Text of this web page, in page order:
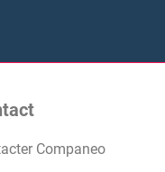
Companeo